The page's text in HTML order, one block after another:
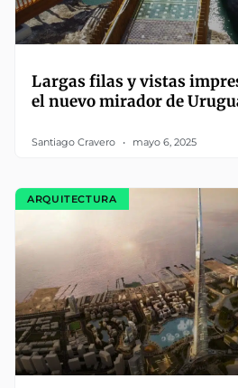
Largas filas y vistas
el nuevo mirador de
Santiago Cravero mayo 6, 2025
ARQUITECTURA